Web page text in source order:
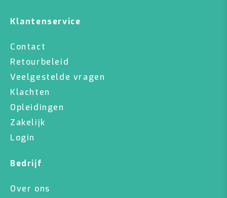
Klantenservice
Contact
Retourbeleid
Veelgestelde vragen
Klachten
Opleidingen
Zakelijk
Login
Bedrijf
Over ons